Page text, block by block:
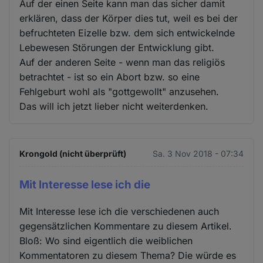
Auf der einen Seite kann man das sicher damit
erklären, dass der Körper dies tut, weil es bei der
befruchteten Eizelle bzw. dem sich entwickelnde
Lebewesen Störungen der Entwicklung gibt.
Auf der anderen Seite - wenn man das religiös
betrachtet - ist so ein Abort bzw. so eine
Fehlgeburt wohl als "gottgewollt" anzusehen.
Das will ich jetzt lieber nicht weiterdenken.
Krongold (nicht überprüft) Sa. 3 Nov 2018 - 07:34
Mit Interesse lese ich die
Mit Interesse lese ich die verschiedenen auch
gegensätzlichen Kommentare zu diesem Artikel.
Bloß: Wo sind eigentlich die weiblichen
Kommentatoren zu diesem Thema? Die würde es